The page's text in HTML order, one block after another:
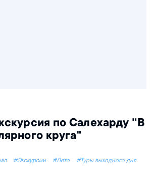
по Салехарду "В
круга"
#Экскурсии #Лето
#Туры выходного дня